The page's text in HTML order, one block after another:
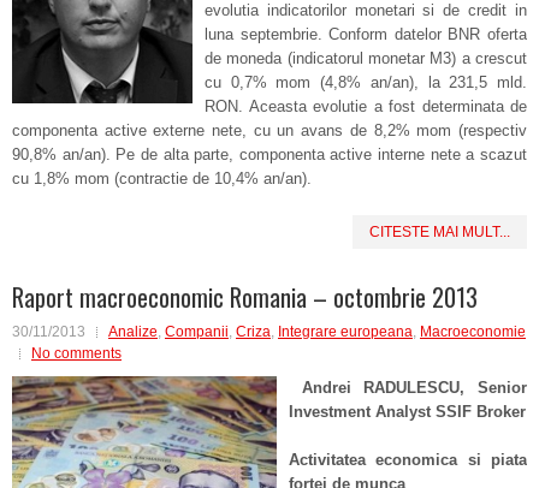
evolutia indicatorilor monetari si de credit in
luna septembrie. Conform datelor BNR oferta
de moneda (indicatorul monetar M3) a crescut
cu 0,7% mom (4,8% an/an), la 231,5 mld.
RON. Aceasta evolutie a fost determinata de
componenta active externe nete, cu un avans de 8,2% mom (respectiv
90,8% an/an). Pe de alta parte, componenta active interne nete a scazut
cu 1,8% mom (contractie de 10,4% an/an).
CITESTE MAI MULT...
Raport macroeconomic Romania – octombrie 2013
30/11/2013 Analize, Companii, Criza, Integrare europeana, Macroeconomie
No comments
Andrei RADULESCU, Senior
Investment Analyst SSIF Broker
Activitatea economica si piata
fortei de munca